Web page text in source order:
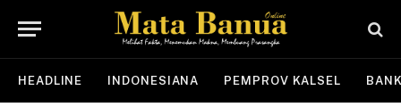
HEADLINE INDONESIANA PEMPROV KALSEL